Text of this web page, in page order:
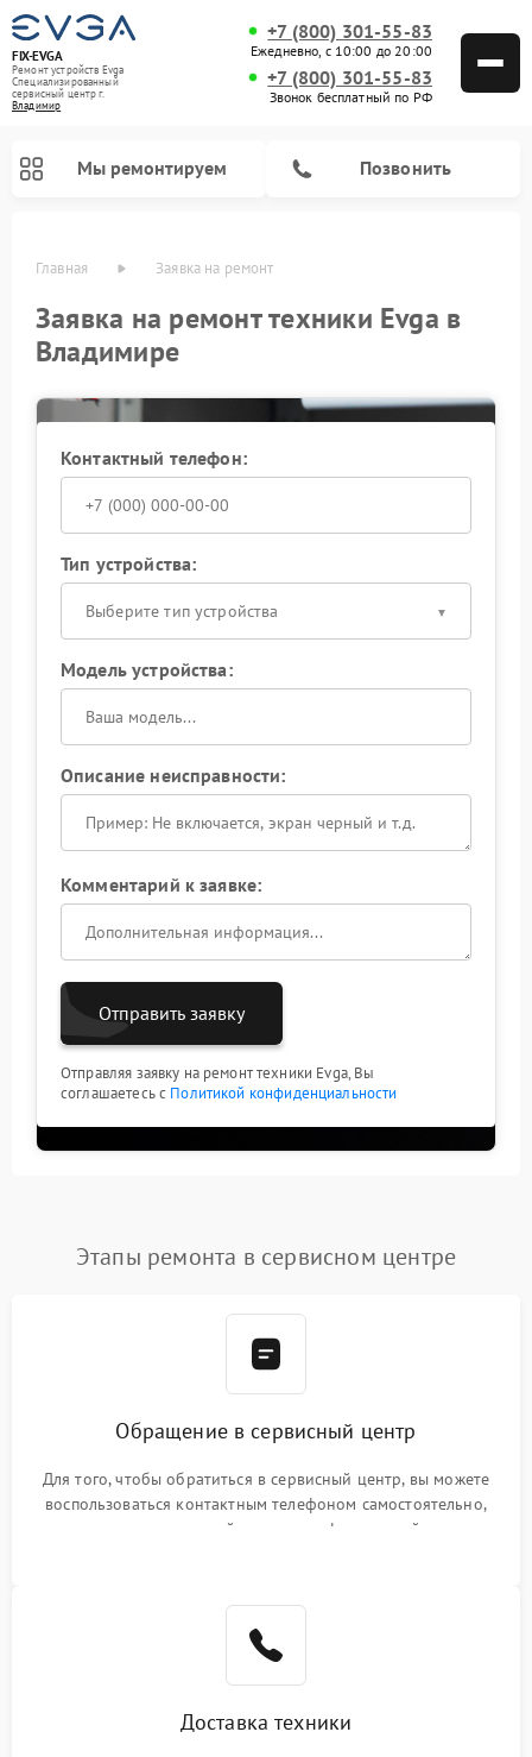
FIX-EVGA
Ремонт устройств Evga
Специализированный
cервисный центр г.
Владимир
+7 (800) 301-55-83
Ежедневно, с 10:00 до 20:00
+7 (800) 301-55-83
Звонок бесплатный по РФ
Мы ремонтируем Позвонить
Главная Заявка на ремонт
Заявка на ремонт техники Evga в
Владимире
Контактный телефон:
Тип устройства:
Выберите тип устройства
Модель устройства:
Описание неисправности:
Комментарий к заявке:
Отправить заявку
Отправляя заявку на ремонт техники Evga, Вы
соглашаетесь с Политикой конфиденциальности
Этапы ремонта в сервисном центре
Обращение в сервисный центр
Для того, чтобы обратиться в сервисный центр, вы можете
воспользоваться контактным телефоном самостоятельно,
или оставить свой номер телефона на сайте
Доставка техники